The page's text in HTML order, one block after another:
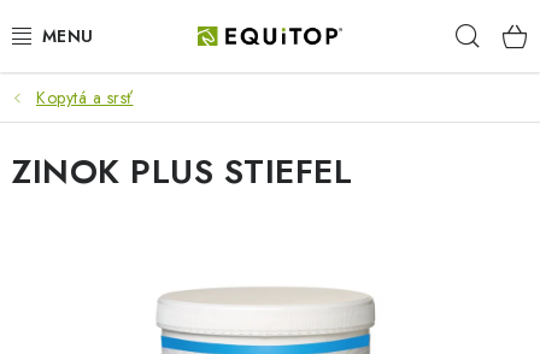
na
JAZDEC
KÔŇ
Kopytá a srsť
ZINOK PLUS STIEFEL